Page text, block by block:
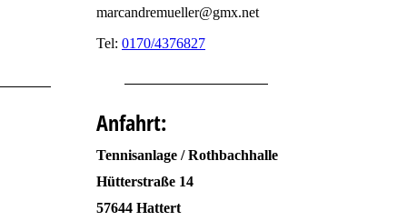
marcandremueller@gmx.net
Tel: 0170/4376827
Anfahrt:
Tennisanlage / Rothbachhalle
Hütterstraße 14
57644 Hattert